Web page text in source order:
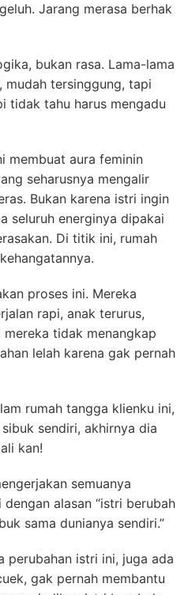
Jarang merasa berhak
bukan rasa. Lama-lama
mudah tersinggung, tapi
tidak tahu harus mengadu
membuat aura feminin
seharusnya mengalir
Bukan karena istri ingin
seluruh energinya dipakai
Di titik ini, rumah
proses ini. Mereka
rapi, anak terurus,
tidak menangkap
lelah karena gak pernah
rumah tangga klienku ini,
sendiri, akhirnya dia
kan!
semuanya
alasan “istri berubah
sama dunianya sendiri.”
perubahan istri ini, juga ada
gak pernah membantu